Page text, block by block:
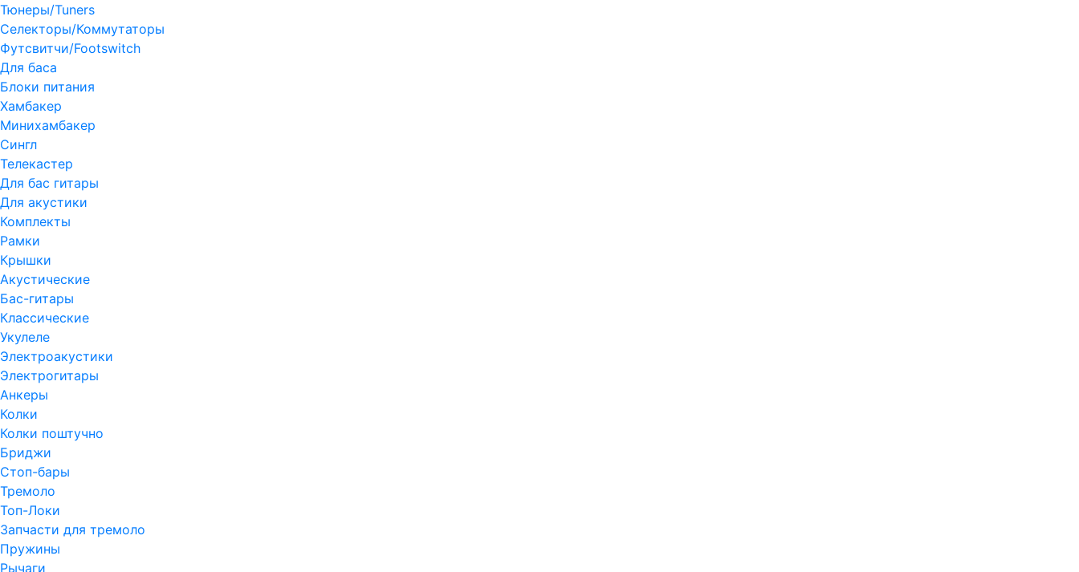
Тюнеры/Tuners
Селекторы/Коммутаторы
Футсвитчи/Footswitch
Для баса
Блоки питания
Хамбакер
Минихамбакер
Сингл
Телекастер
Для бас гитары
Для акустики
Комплекты
Рамки
Крышки
Акустические
Бас-гитары
Классические
Укулеле
Электроакустики
Электрогитары
Анкеры
Колки
Колки поштучно
Бриджи
Стоп-бары
Тремоло
Топ-Локи
Запчасти для тремоло
Пружины
Рычаги